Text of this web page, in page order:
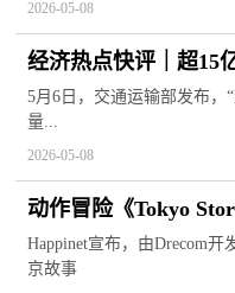
2026-05-08
经济热点快评｜超15
“打开方式”-快消息
5月6日，交通运输部发布，
量...
2026-05-08
动作冒险《Tokyo
平台
Happinet宣布，由Drecom开
京故事